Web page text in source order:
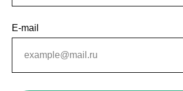
E-mail